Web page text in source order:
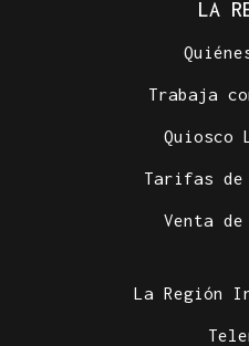
LA
Trabaja
Quiosco
Tarifas
Venta de
La Región